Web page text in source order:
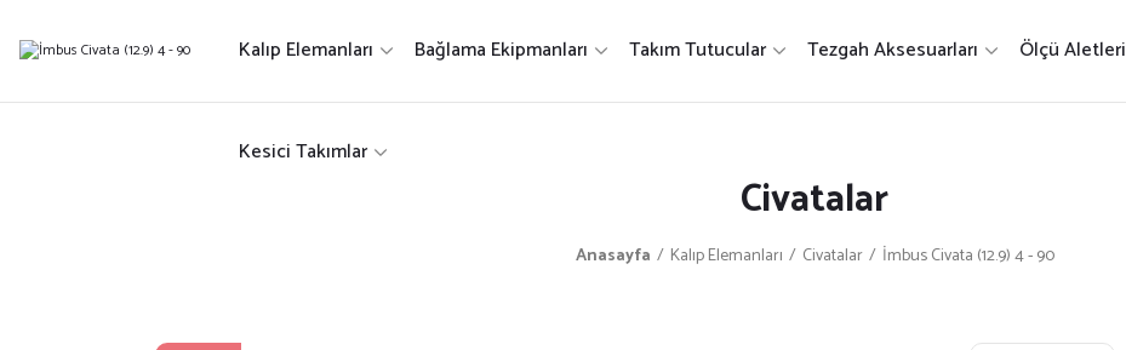
Kalıp Elemanları Bağlama Ekipmanları Takım Tutucular Tezgah Aksesuarları Ölçü Aletleri
Kesici Takımlar
Civatalar
Anasayfa Kalıp Elemanları Civatalar İmbus Civata (12.9) 4 - 90